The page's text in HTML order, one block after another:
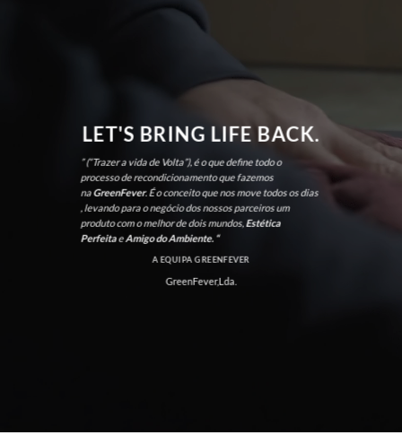
LET'S BRING LIFE BACK.
” (“Trazer a vida de Volta”), é o que define todo o
processo de recondicionamento que fazemos
naGreenFever. É o conceito que nos move todos os dias
, levando para o negócio dos nossos parceiros um
produto com o melhor de dois mundos,Estética
PerfeitaeAmigo do Ambiente. “
A EQUIPA GREENFEVER
GreenFever,Lda.